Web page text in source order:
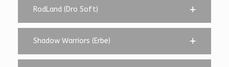
RodLand (Dro Soft)
Shadow Warriors (Erbe)